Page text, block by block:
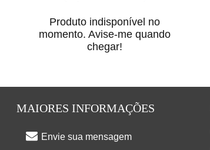
Produto indisponível no
momento. Avise-me quando
chegar!
MAIORES INFORMAÇÕES
Envie sua mensagem